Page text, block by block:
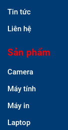
Tin tức
Liên hệ
Sản phẩm
Camera
Máy tính
Máy in
Laptop